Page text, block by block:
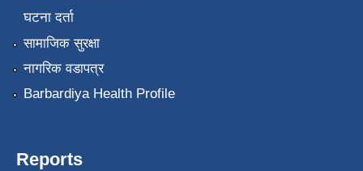
घटना दर्ता
सामाजिक सुरक्षा
नागरिक वडापत्र
Barbardiya Health Profile
Reports